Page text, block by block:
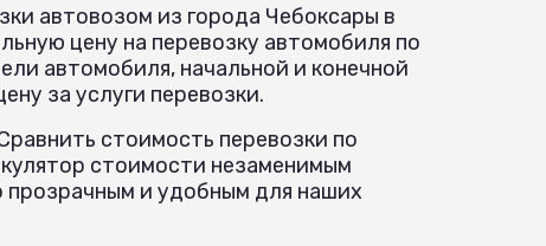
автовозом из города Чебоксары в
цену на перевозку автомобиля по
автомобиля, начальной и конечной
за услуги перевозки.
стоимость перевозки по
стоимости незаменимым
прозрачным и удобным для наших